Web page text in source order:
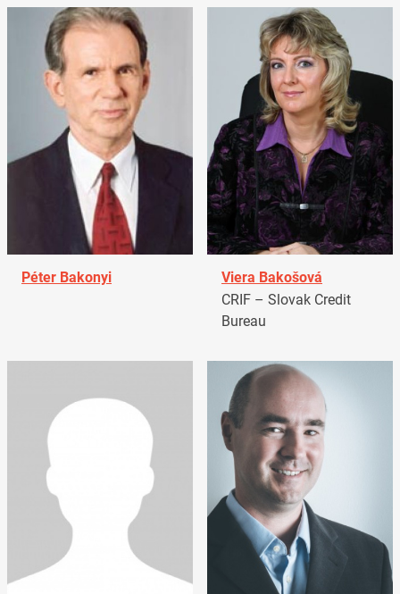
Péter Bakonyi
Viera Bakošová
CRIF – Slovak Credit
Bureau